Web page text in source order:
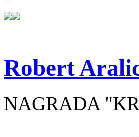
Robert
NAGRADA